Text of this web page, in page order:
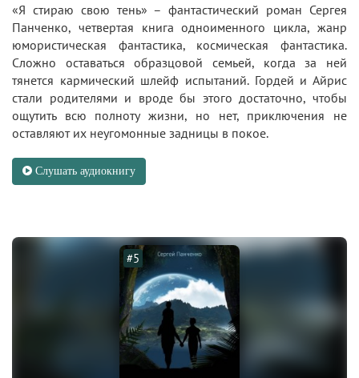
«Я стираю свою тень» – фантастический роман Сергея
Панченко, четвертая книга одноименного цикла, жанр
юмористическая фантастика, космическая фантастика.
Сложно оставаться образцовой семьей, когда за ней
тянется кармический шлейф испытаний. Гордей и Айрис
стали родителями и вроде бы этого достаточно, чтобы
ощутить всю полноту жизни, но нет, приключения не
оставляют их неугомонные задницы в покое.
Слушать аудиокнигу
#5